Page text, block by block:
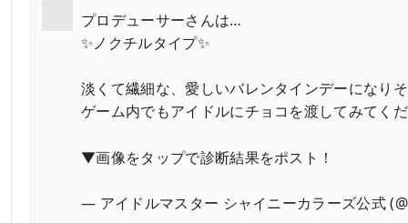
プロデューサーさんは…
✨️ノクチルタイプ✨️
淡くて繊細な、愛しいバレンタインデーになり
ゲーム内でもアイドルにチョコを渡してみてく
▼画像をタップで診断結果をポスト！
— アイドルマスター シャイニーカラーズ公式